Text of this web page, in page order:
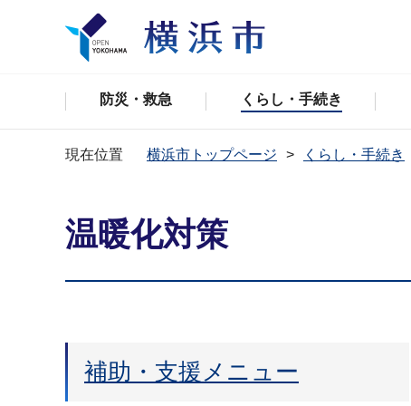
防災・救急 くらし・手続き
現在位置 横浜市トップページ くらし・手続き
温暖化対策
補助・支援メニュー